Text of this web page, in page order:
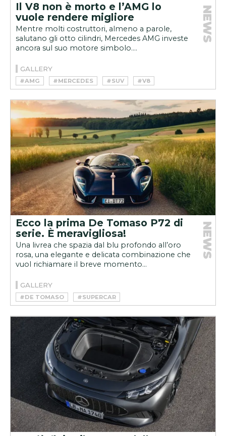
Il V8 non è morto e l’AMG lo
vuole rendere migliore
Mentre molti costruttori, almeno a parole,
salutano gli otto cilindri, Mercedes AMG investe
ancora sul suo motore simbolo....
NEWS
GALLERY
#AMG #MERCEDES #SUV #V8
Ecco la prima De Tomaso P72 di
serie. È meravigliosa!
Una livrea che spazia dal blu profondo all’oro
rosa, una elegante e delicata combinazione che
vuol richiamare il breve momento...
NEWS
GALLERY
#DE TOMASO #SUPERCAR